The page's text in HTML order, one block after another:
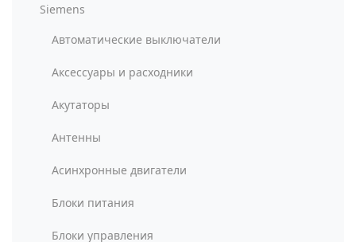
Siemens
Автоматические выключатели
Аксессуары и расходники
Акутаторы
Антенны
Асинхронные двигатели
Блоки питания
Блоки управления